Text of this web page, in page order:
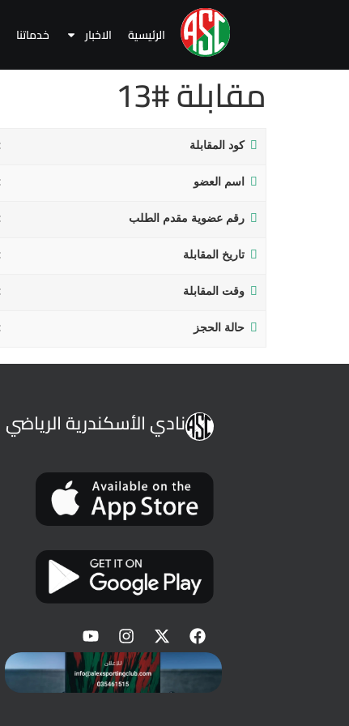
الرئيسية الاخبار خدماتنا
مقابلة #13
كود المقابلة
اسم العضو
رقم عضوية مقدم الطلب
تاريخ المقابلة
وقت المقابلة
حالة الحجز
نادي الأسكندرية الرياضي